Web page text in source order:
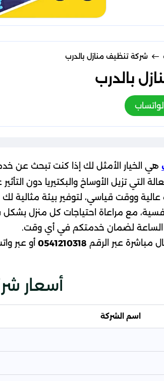
شركة تنظيف منازل بالدرب
بالدرب
الواتساب
هي الخيار الأمثل لك إذا كنت تبحث عن
التي تزيل الأوساخ والبكتيريا دون
ووقت قياسي، لتوفير بيئة مثالية لك
مع مراعاة احتياجات كل منزل
الساعة لضمان خدمتكم في أي وقت.
مباشرة عبر الرقم 0541210318 أو عبر
أسعار
اسم الشركة